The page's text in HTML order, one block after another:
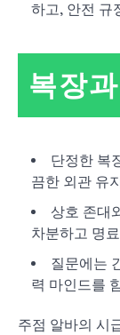
하고, 안전 규
복장
단정한 복
끔한 외관 유
상호 존대
차분하고 명
질문에는
력 마인드를
주점 알바의 시